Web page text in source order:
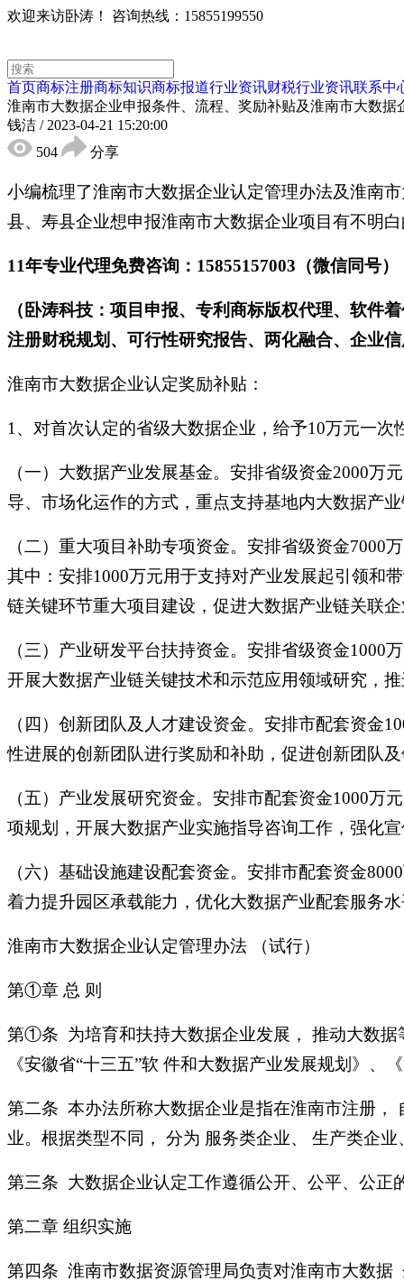
欢迎来访卧涛！ 咨询热线：15855199550
首页商标注册商标知识商标报道行业资讯财税行业资讯联系中
淮南市大数据企业申报条件、流程、奖励补贴及淮南市大数据
钱洁 / 2023-04-21 15:20:00
504
分享
小编梳理了淮南市大数据企业认定管理办法及淮南
县、寿县企业想申报淮南市大数据企业项目有不明
11年专业代理免费咨询：15855157003（微信同号）
（卧涛科技：项目申报、专利商标版权代理、软件
注册财税规划、可行性研究报告、两化融合、企业
淮南市大数据企业认定奖励补贴：
1、对首次认定的省级大数据企业，给予10万元一次
（一）大数据产业发展基金。安排省级资金2000
导、市场化运作的方式，重点支持基地内大数据产
（二）重大项目补助专项资金。安排省级资金
其中：安排1000万元用于支持对产业发展起引领和
链关键环节重大项目建设，促进大数据产业链关联
（三）产业研发平台扶持资金。安排省级资金
开展大数据产业链关键技术和示范应用领域研究，
（四）创新团队及人才建设资金。安排市配套资金
性进展的创新团队进行奖励和补助，促进创新团队
（五）产业发展研究资金。安排市配套资金1000
项规划，开展大数据产业实施指导咨询工作，强化
（六）基础设施建设配套资金。安排市配套资金
着力提升园区承载能力，优化大数据产业配套服务
淮南市大数据企业认定管理办法 （试行）
第①章 总 则
第①条 为培育和扶持大数据企业发展， 推动大数据
《安徽省“十三五”软 件和大数据产业发展规划》
第二条 本办法所称大数据企业是指在淮南市注册，
业。根据类型不同， 分为 服务类企业、 生产类企
第三条 大数据企业认定工作遵循公开、公平、公正
第二章 组织实施
第四条 淮南市数据资源管理局负责对淮南市大数